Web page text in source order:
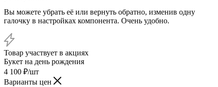
Вы можете убрать её или вернуть обратно, изменив одну
галочку в настройках компонента. Очень удобно.
Товар участвует в акциях
Букет на день рождения
4 100 ₽/шт
Варианты цен